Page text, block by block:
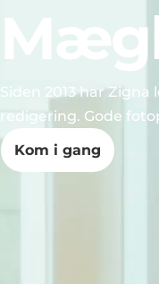
Siden 2013 har
redigering. Gode
Kom i gang